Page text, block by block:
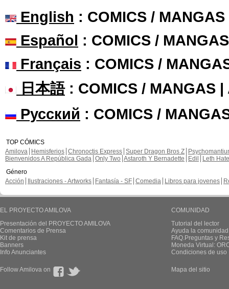
English : COMICS /
Español : COMICS /
Français : COMICS /
日本語: COMICS / MANGAS |
Русский : COMICS /
TOP CÓMICS
Amilova
Hemisferios Chronoctis Express Super Dragon Bros Z
Bienvenidos A República Gada Only Two Astaroth Y Bernadette Edil
Leth Hate
Género
Acción
Ilustraciones - Artworks Fantasía - SF Comedia Libros para jovenes
EL PROYECTO AMILOVA
Presentación del PROYECTO AMILOVA
Comentarios de Prensa
Kit de prensa
Banners
Info Anunciantes
COMUNIDAD
Tutorial del lector
Ayuda la
FAQ.Preguntas y
Moneda Virtual:
Condiciones de uso
Follow Amilova on Mapa del sitio